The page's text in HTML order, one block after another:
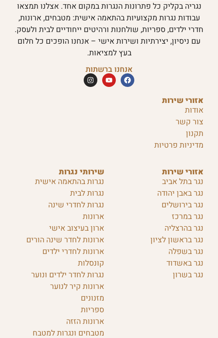
שירותי נגרות
נגרות בהתאמה אישית
נגרות לבית
נגרות לחדרי שינה
ארונות
ארון בעיצוב אישי
ארונות לחדר שינה הורים
ארונות לחדרי ילדים
קונסלות
נגרות לחדר ילדים ונוער
ארונות קיר לנוער
מזנונים
ספריות
ארונות הזזה
מטבחים ונגרות למטבח
אזורי שירות
נגר בתל אביב
נגר באבן יהודה
נגר בירושלים
נגר במרכז
נגר בהרצליה
נגר בראשון לציון
נגר בשפלה
נגר באשדוד
נגר בשרון
אזורי שירות
אודות
צור קשר
תקנון
מדיניות פרטיות
נגריה בקליק כל פתרונות הנגרות במקום אחד. אצלנו תמצאו
עבודות נגרות מקצועיות בהתאמה אישית: מטבחים, ארונות,
חדרי ילדים, ספריות, שולחנות ורהיטים ייחודיים לבית ולעסק.
עם ניסיון, יצירתיות ושירות אישי – אנחנו הופכים כל חלום
בעץ למציאות.
אנחנו ברשתות